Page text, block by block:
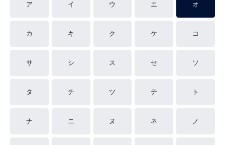
ア イ ウ エ オ
カ キ ク ケ コ
サ シ ス セ ソ
タ チ ツ テ ト
ナ ニ ヌ ネ ノ